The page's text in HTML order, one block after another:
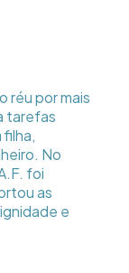
réu por mais
tarefas
No
foi
as
e